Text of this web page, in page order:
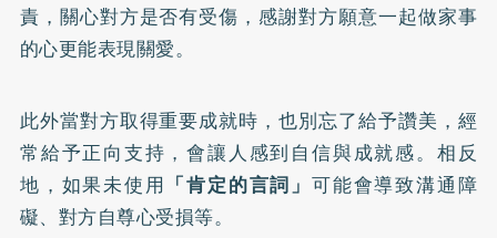
責，關心對方是否有受傷，感謝對方願意一起做家事
的心更能表現關愛。
此外當對方取得重要成就時，也別忘了給予讚美，經
常給予正向支持，會讓人感到自信與成就感。相反
地，如果未使用 「肯定的言詞」可能會導致溝通障
礙、對方自尊心受損等。